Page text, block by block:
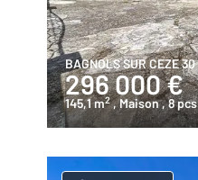
BAGNOLS SUR CEZE 30
296 000 €
145,1 m2 , Maison, 8 pcs